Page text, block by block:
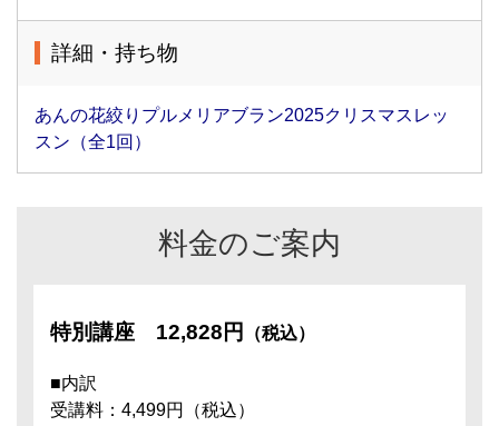
詳細・持ち物
あんの花絞りプルメリアブラン2025クリスマスレッ
スン（全1回）
料金のご案内
特別講座 12,828円 （税込）
■内訳
受講料：4,499円（税込）